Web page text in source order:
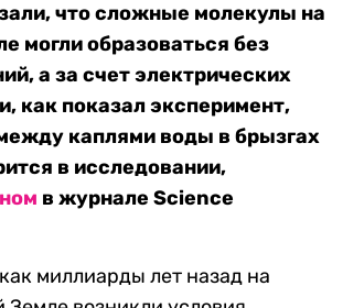
что сложные молекулы на
могли образоваться без
а за счет электрических
как показал эксперимент,
каплями воды в брызгах
в исследовании,
в журнале Science
миллиарды лет назад на